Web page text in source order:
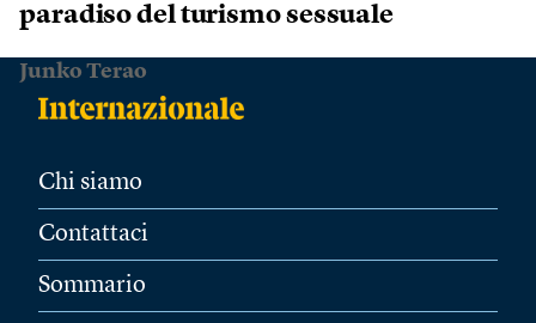
paradiso del turismo sessuale
Junko Terao
Chi siamo
Contattaci
Sommario